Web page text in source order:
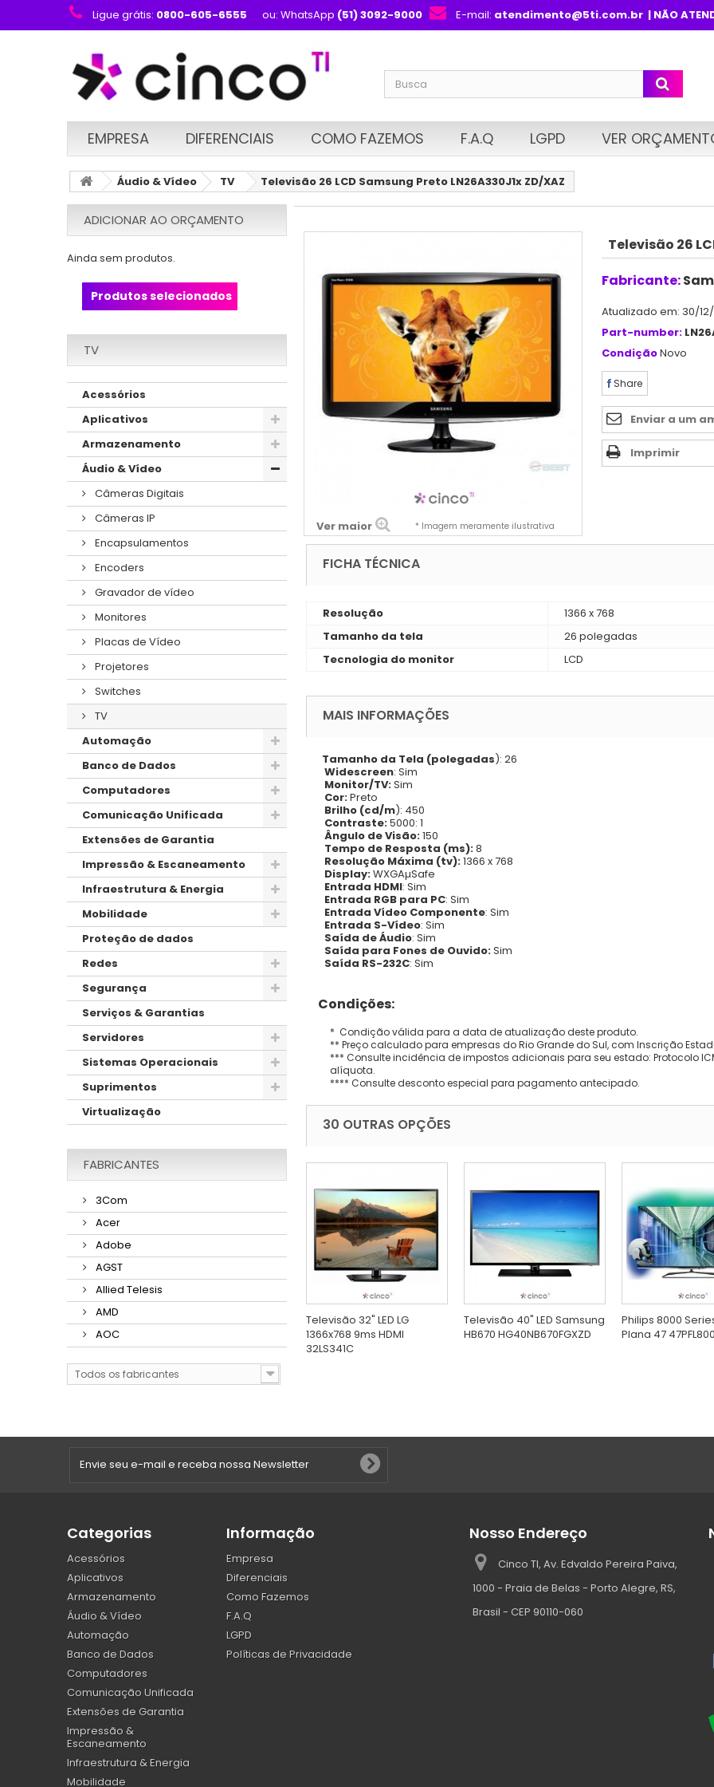
Ligue grátis: 0800-605-6555 ou: WhatsApp (51) 3092-9000 E-mail: atendimento@5ti.com.br| NÃO
EMPRESA DIFERENCIAIS COMO FAZEMOS F.A.Q LGPD VER
Áudio & Vídeo TV Televisão 26 LCD Samsung Preto LN26A330J1x ZD/XAZ
ADICIONAR AO ORÇAMENTO
Ainda sem produtos.
Produtos selecionados
TV
Acessórios
Aplicativos
Armazenamento
Áudio & Vídeo
Câmeras Digitais
Câmeras IP
Encapsulamentos
Encoders
Gravador de vídeo
Monitores
Placas de Vídeo
Projetores
Switches
TV
Automação
Banco de Dados
Computadores
Comunicação Unificada
Extensões de Garantia
Impressão & Escaneamento
Infraestrutura & Energia
Mobilidade
Proteção de dados
Redes
Segurança
Serviços & Garantias
Servidores
Sistemas Operacionais
Suprimentos
Virtualização
FABRICANTES
3Com
Acer
Adobe
AGST
Allied Telesis
AMD
AOC
Todos os fabricantes
Ver maior * Imagem meramente ilustrativa
Televisão 26
Fabricante:
Atualizado em: 30/
Part-number:
CondiçãoNovo
Share
Enviar a um
Imprimir
FICHA TÉCNICA
Resolução
1366 x 768
Tamanho da tela
26 polegadas
Tecnologia do monitor
LCD
MAIS INFORMAÇÕES
Tamanho da Tela (polegadas): 26
Widescreen: Sim
Monitor/TV:Sim
Cor:Preto
Brilho (cd/m): 450
Contraste:5000: 1
Ângulo de Visão:150
Tempo de Resposta (ms):8
Resolução Máxima (tv):1366 x 768
Display:WXGAµSafe
Entrada HDMI: Sim
Entrada RGB para PC: Sim
Entrada Vídeo Componente: Sim
Entrada S-Vídeo: Sim
Saída de Áudio: Sim
Saída para Fones de Ouvido:Sim
Saída RS-232C: Sim
Condições:
* Condição válida para a data de atualização deste produto.
** Preço calculado para empresas do Rio Grande do Sul, com Inscrição
*** Consulte incidência de impostos adicionais para seu estado: Protocolo
alíquota.
**** Consulte desconto especial para pagamento antecipado.
30 OUTRAS OPÇÕES
Televisão 32" LED LG
1366x768 9ms HDMI
32LS341C
Televisão 40" LED Samsung
HB670 HG40NB670FGXZD
Philips 8000
Plana 47
Categorias
Acessórios
Aplicativos
Armazenamento
Áudio & Vídeo
Automação
Banco de Dados
Computadores
Comunicação Unificada
Extensões de Garantia
Impressão &
Escaneamento
Infraestrutura & Energia
Mobilidade
Informação
Empresa
Diferenciais
Como Fazemos
F.A.Q
LGPD
Políticas de Privacidade
Nosso Endereço
Cinco TI, Av. Edvaldo Pereira Paiva,
1000 - Praia de Belas - Porto Alegre, RS,
Brasil - CEP 90110-060